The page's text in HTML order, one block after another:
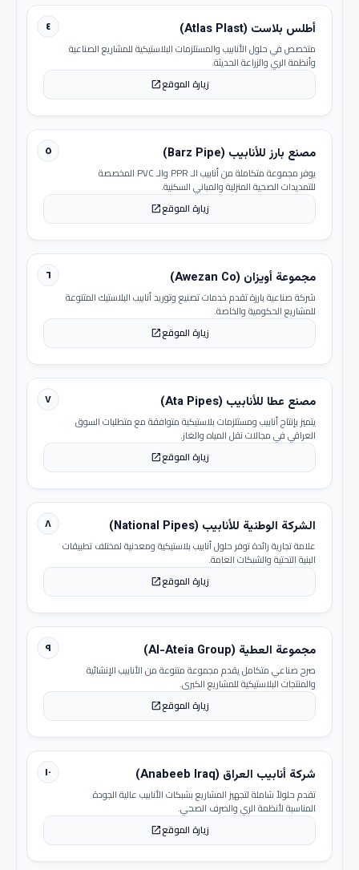
٤ أطلس بلاست (Atlas Plast)
متخصص في حلول الأنابيب والمستلزمات البلاستيكية للمشاريع الصناعية
وأنظمة الري والزراعة الحديثة.
زيارة الموقعopen_in_new
٥ مصنع بارز للأنابيب (Barz Pipe)
يوفر مجموعة متكاملة من أنابيب الـ PPR والـ PVC المخصصة
للتمديدات الصحية المنزلية والمباني السكنية.
زيارة الموقعopen_in_new
٦ مجموعة أويزان (Awezan Co)
شركة صناعية بارزة تقدم خدمات تصنيع وتوريد أنابيب البلاستيك المتنوعة
للمشاريع الحكومية والخاصة.
زيارة الموقعopen_in_new
٧ مصنع عطا للأنابيب (Ata Pipes)
يتميز بإنتاج أنابيب ومستلزمات بلاستيكية متوافقة مع متطلبات السوق
العراقي في مجالات نقل المياه والغاز.
زيارة الموقعopen_in_new
٨ الشركة الوطنية للأنابيب (National Pipes)
علامة تجارية رائدة توفر حلول أنابيب بلاستيكية ومعدنية لمختلف تطبيقات
البنية التحتية والشبكات العامة.
زيارة الموقعopen_in_new
٩ مجموعة العطية (Al-Ateia Group)
صرح صناعي متكامل يقدم مجموعة متنوعة من الأنابيب الإنشائية
والمنتجات البلاستيكية للمشاريع الكبرى.
زيارة الموقعopen_in_new
١٠ شركة أنابيب العراق (Anabeeb Iraq)
تقدم حلولاً شاملة لتجهيز المشاريع بشبكات الأنابيب عالية الجودة
المناسبة لأنظمة الري والصرف الصحي.
زيارة الموقعopen_in_new